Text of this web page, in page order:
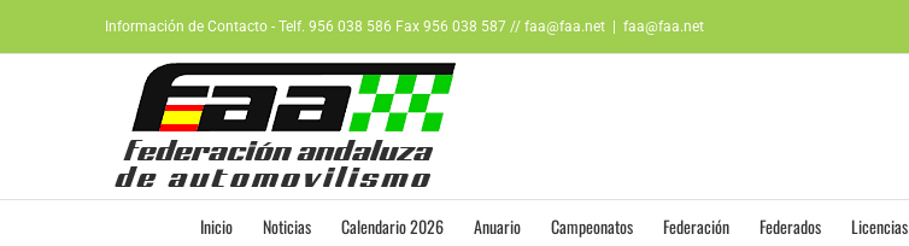
contenido
Información de Contacto - Telf. 956 038 586 Fax 956 038 587 // faa@faa.net faa@faa.net
Inicio Noticias Calendario 2026 Anuario Campeonatos Federación Federados Licencias